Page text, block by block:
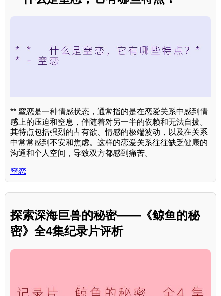
** 窒恋是一种情感状态，通常指的是在恋爱关系中感到情
感上的压迫和窒息，伴随着对另一半的依赖和无法自拔。
其特点包括强烈的占有欲、情感的极端波动，以及在关系
中常常感到不安和焦虑。这样的恋爱关系往往缺乏健康的
沟通和个人空间，导致双方都感到痛苦。
窒恋
探索深海巨兽的秘密——《鲸鱼的秘
密》全4集纪录片评析